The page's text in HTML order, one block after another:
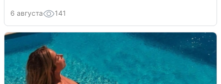
6 августа 141